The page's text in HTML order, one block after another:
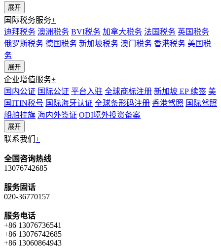
展开
国际税务服务+
迪拜税务 澳洲税务 BVI税务 加拿大税务 法国税务 英国税务
俄罗斯税务 德国税务 新加坡税务 澳门税务 香港税务 美国税
务
展开
企业增值服务+
国内公证 国际公证 平台入驻 全球商标注册 新加坡 EP 续签 美
国ITIN税号 国际海牙认证 全球条形码注册 香港驾照 国际驾照
船舶挂旗 海内外签证 ODI境外投资备案
展开
联系我们 +
全国咨询热线
13076742685
服务固话
020-36770157
服务电话
+86 13076736541
+86 13076742685
+86 13060864943